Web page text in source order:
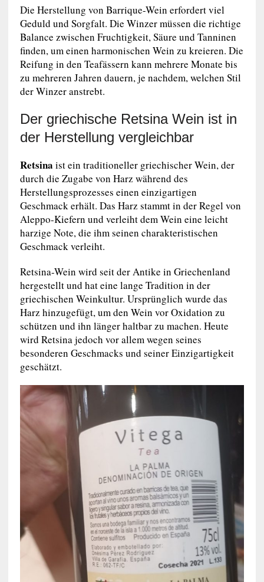
Die Herstellung von Barrique-Wein erfordert viel
Geduld und Sorgfalt. Die Winzer müssen die richtige
Balance zwischen Fruchtigkeit, Säure und Tanninen
finden, um einen harmonischen Wein zu kreieren. Die
Reifung in den Teafässern kann mehrere Monate bis
zu mehreren Jahren dauern, je nachdem, welchen Stil
der Winzer anstrebt.
Der griechische Retsina Wein ist in
der Herstellung vergleichbar
Retsina ist ein traditioneller griechischer Wein, der
durch die Zugabe von Harz während des
Herstellungsprozesses einen einzigartigen
Geschmack erhält. Das Harz stammt in der Regel von
Aleppo-Kiefern und verleiht dem Wein eine leicht
harzige Note, die ihm seinen charakteristischen
Geschmack verleiht.
Retsina-Wein wird seit der Antike in Griechenland
hergestellt und hat eine lange Tradition in der
griechischen Weinkultur. Ursprünglich wurde das
Harz hinzugefügt, um den Wein vor Oxidation zu
schützen und ihn länger haltbar zu machen. Heute
wird Retsina jedoch vor allem wegen seines
besonderen Geschmacks und seiner Einzigartigkeit
geschätzt.